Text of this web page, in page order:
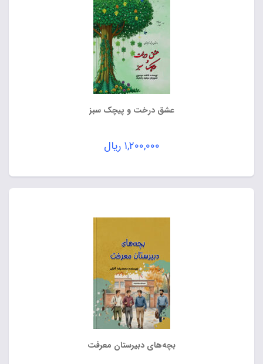
عشق درخت و پیچک سبز
۱,۲۰۰,۰۰۰ ریال
بچه‌های دبیرستان معرفت